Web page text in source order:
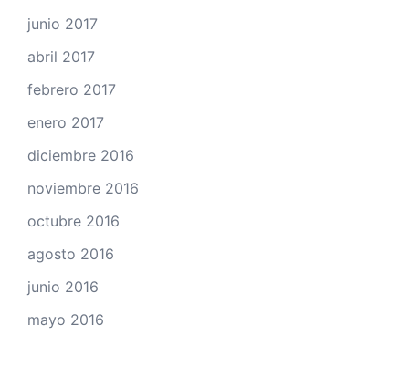
junio 2017
abril 2017
febrero 2017
enero 2017
diciembre 2016
noviembre 2016
octubre 2016
agosto 2016
junio 2016
mayo 2016